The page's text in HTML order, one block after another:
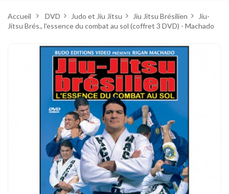
DVD
Armes
Chaussures
Protections
Cible de frappe
Condition physique
Accessoires
Tatamis
Accueil > DVD > Judo et Jiu Jitsu > Jiu Jitsu Brésilien >
Jiu-
Jitsu Brés., l'essence du combat au sol (coffret 3 DVD) - Machado